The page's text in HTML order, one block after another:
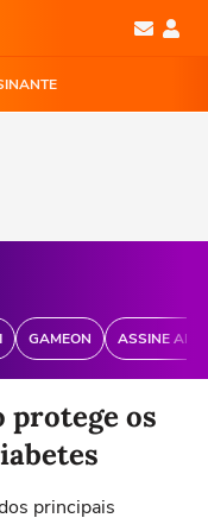
GAMEON ASSINE
protege os
principais